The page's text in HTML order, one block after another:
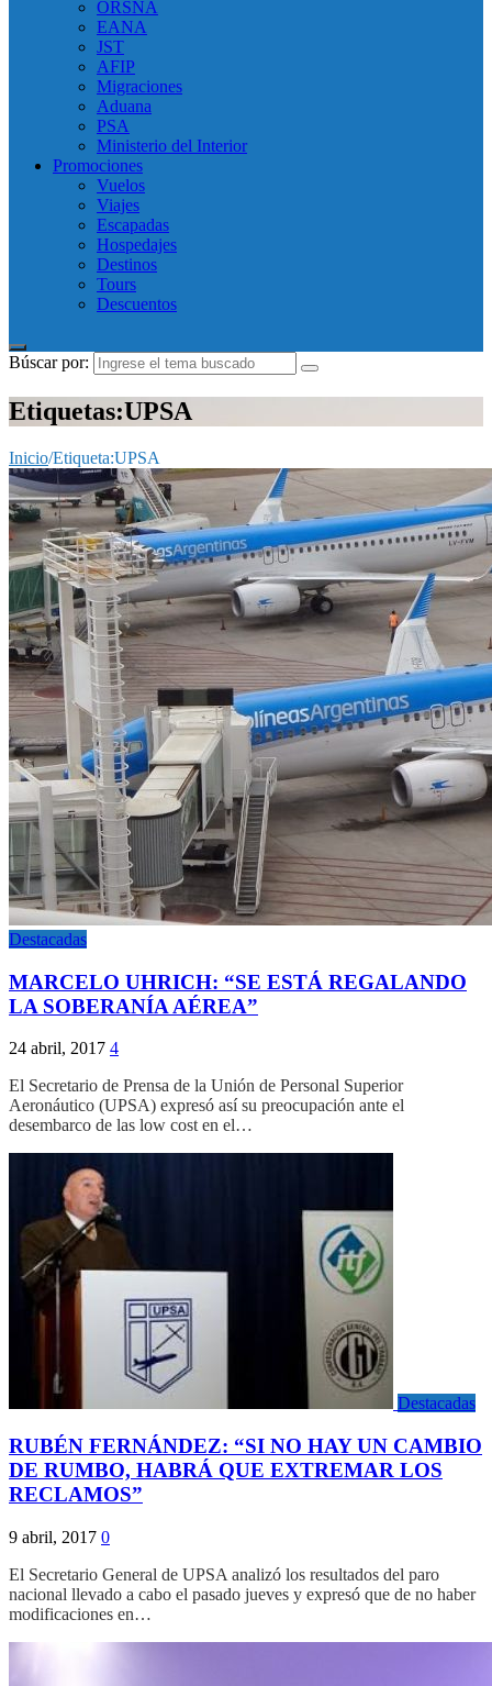
ORSNA
EANA
JST
AFIP
Migraciones
Aduana
PSA
Ministerio del Interior
Promociones
Vuelos
Viajes
Escapadas
Hospedajes
Destinos
Tours
Descuentos
Búscar por:
Etiquetas:UPSA
Inicio/Etiqueta:UPSA
Destacadas
MARCELO UHRICH: “SE ESTÁ REGALANDO
LA SOBERANÍA AÉREA”
24 abril, 2017 4
El Secretario de Prensa de la Unión de Personal Superior
Aeronáutico (UPSA) expresó así su preocupación ante el
desembarco de las low cost en el…
Destacadas
RUBÉN FERNÁNDEZ: “SI NO HAY UN CAMBIO
DE RUMBO, HABRÁ QUE EXTREMAR LOS
RECLAMOS”
9 abril, 2017 0
El Secretario General de UPSA analizó los resultados del paro
nacional llevado a cabo el pasado jueves y expresó que de no haber
modificaciones en…